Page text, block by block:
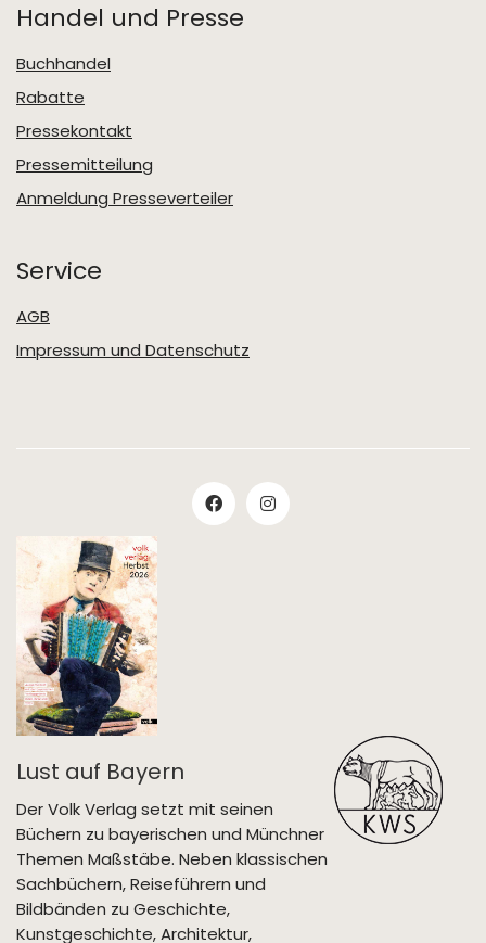
Handel und Presse
Buchhandel
Rabatte
Pressekontakt
Pressemitteilung
Anmeldung Presseverteiler
Service
AGB
Impressum und Datenschutz
Lust auf Bayern
Der Volk Verlag setzt mit seinen
Büchern zu bayerischen und Münchner
Themen Maßstäbe. Neben klassischen
Sachbüchern, Reiseführern und
Bildbänden zu Geschichte,
Kunstgeschichte, Architektur,